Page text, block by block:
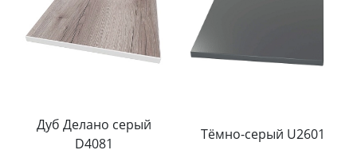
Дуб Делано серый
D4081
Тёмно-серый U2601